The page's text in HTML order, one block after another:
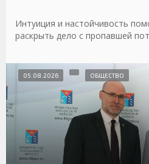
Интуиция и настойчивость
раскрыть дело с пропавшей
05.08.2026 ОБЩЕСТВО